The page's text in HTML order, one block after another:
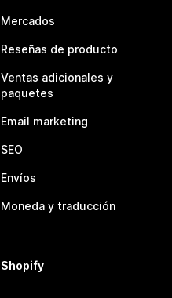
Mercados
Reseñas de producto
Ventas adicionales y
paquetes
Email marketing
SEO
Envíos
Moneda y traducción
Shopify